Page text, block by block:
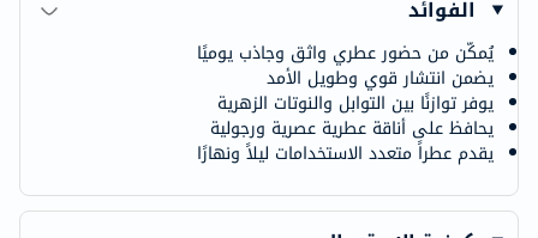
الفوائد
يُمكّن من حضور عطري واثق وجاذب يوميًا
يضمن انتشار قوي وطويل الأمد
يوفر توازنًا بين التوابل والنوتات الزهرية
يحافظ على أناقة عطرية عصرية ورجولية
يقدم عطراً متعدد الاستخدامات ليلاً ونهارًا